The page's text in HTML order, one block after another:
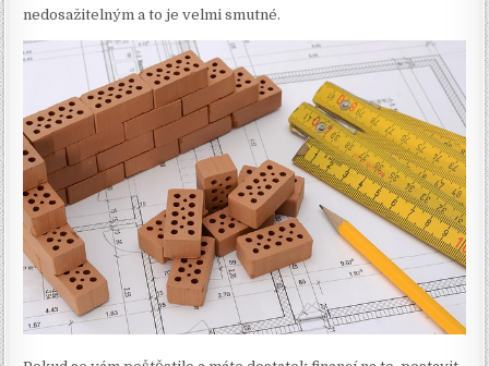
nedosažitelným a to je velmi smutné.